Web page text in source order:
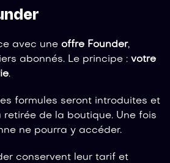
avec une offre Founder,
abonnés. Le principe : votre
.
formules seront introduites et
retirée de la boutique. Une fois
ne pourra y accéder.
conservent leur tarif et